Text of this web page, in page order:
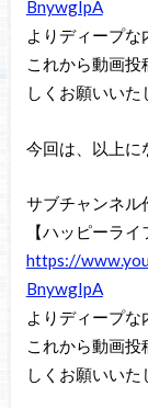
BnywgIpA
よりディープな
これから動画
しくお願いいた
今回は、以上に
サブチャンネル
【ハッピーラ
https://
BnywgIpA
よりディープな
これから動画
しくお願いいた